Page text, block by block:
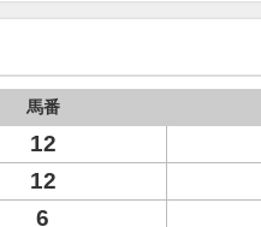
馬番
12
12
6